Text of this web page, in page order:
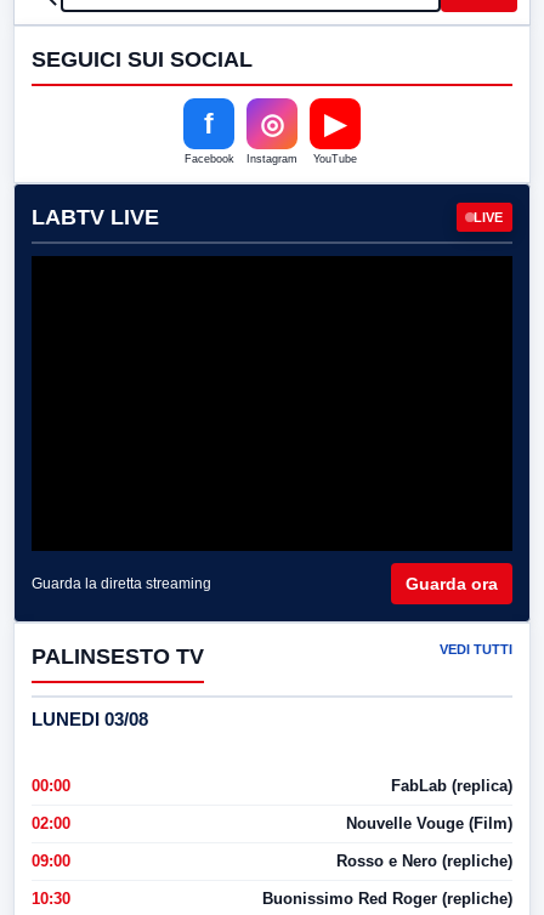
SEGUICI SUI SOCIAL
f
Facebook
◎
Instagram
▶
YouTube
LABTV LIVE LIVE
Guarda la diretta streaming Guarda ora
PALINSESTO TV VEDI TUTTI
LUNEDI 03/08
00:00 FabLab (replica)
02:00 Nouvelle Vouge (Film)
09:00 Rosso e Nero (repliche)
10:30 Buonissimo Red Roger (repliche)